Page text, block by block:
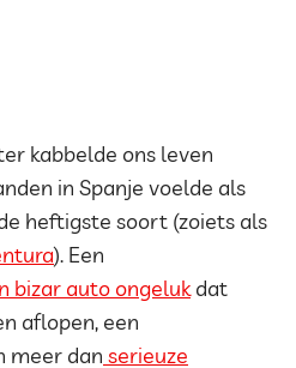
kabbelde ons leven
in Spanje voelde als
heftigste soort (zoiets als
). Een
bizar auto ongelukdat
aflopen, een
meer dan serieuze